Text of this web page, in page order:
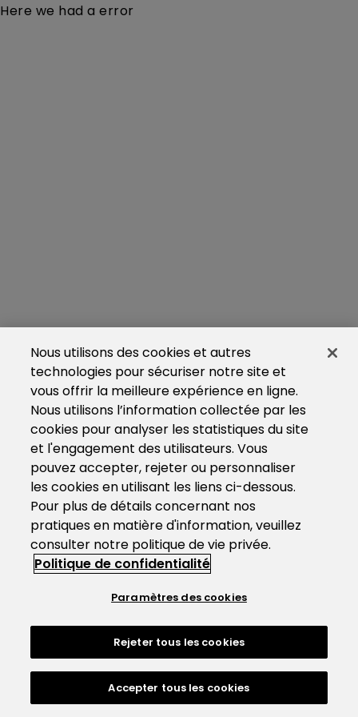
Here we had a error
Nous utilisons des cookies et autres
technologies pour sécuriser notre site et
vous offrir la meilleure expérience en ligne.
Nous utilisons l’information collectée par les
cookies pour analyser les statistiques du site
et l'engagement des utilisateurs. Vous
pouvez accepter, rejeter ou personnaliser
les cookies en utilisant les liens ci-dessous.
Pour plus de détails concernant nos
pratiques en matière d'information, veuillez
consulter notre politique de vie privée.
Politique de confidentialité
Paramètres des cookies
Rejeter tous les cookies
Accepter tous les cookies